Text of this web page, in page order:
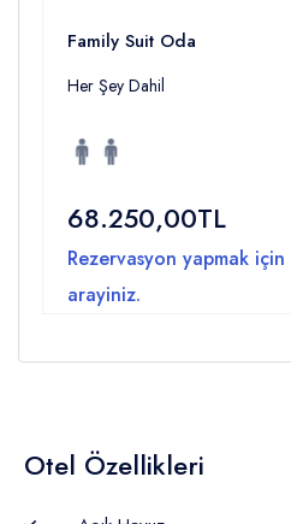
Family Suit Oda
Her Şey Dahil
68.250,00TL
Rezervasyon yapmak için
arayiniz.
Otel Özellikleri